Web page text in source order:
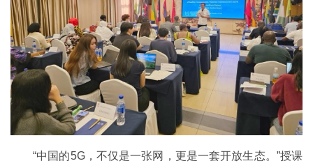
“中国的5G，不仅是一张网，更是一套开放生态。”授课